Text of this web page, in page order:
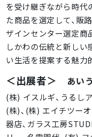
を受け継ぎながら時代
た商品を選定して、販
ザインセンター選定商
しかわの伝統と新しい
い生活を提案する魅力
＜出展者＞ あい
(株) イスルギ、うるし
(株)、(株) エイチツー
器店、ガラス工房